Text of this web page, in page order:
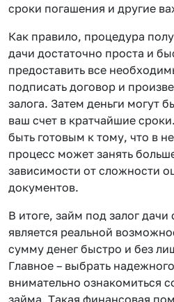
сроки погашения и другие
Как правило, процедура
дачи достаточно проста и
предоставить все
подписать договор и
залога. Затем деньги могут
ваш счет в кратчайшие
быть готовым к тому, что в
процесс может занять
зависимости от сложности
документов.
В итоге, займ под залог
является реальной
сумму денег быстро и без
Главное – выбрать
внимательно ознакомиться
займа. Такая финансовая